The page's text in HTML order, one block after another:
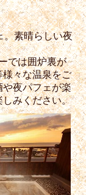
。素晴らしい夜
では囲炉裏が
々な温泉をご
夜パフェが楽
みください。